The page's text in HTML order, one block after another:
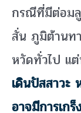
กรณีที่มีต่อมลู
สั่น ภูมิต้านท
หวัดทั่วไป แ
เดินปัสสาวะ
อาจมีการเก